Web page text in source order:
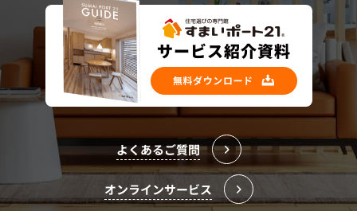
よくあるご質問
オンラインサービス